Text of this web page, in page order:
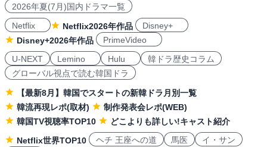
2026年夏(7月)国内ドラマ一覧
Netflix
Netflix2026年作品
Disney+
Disney+2026年作品
PrimeVideo
U-NEXT
Lemino Hulu
韓ドラ歴史コラム
グローバル視点で読む韓国ドラ
【最新8月】韓国でスタートの新韓ドラ月別一覧
韓流再現レポ(取材)
制作発表会レポ(WEB)
韓国TV視聴率TOP10
どこよりも詳しい!キャスト紹介
Netflix世界TOP10
ヘチ 王座への道 馬医
イ・サン